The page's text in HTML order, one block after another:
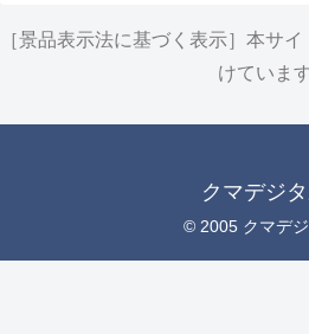
［景品表示法に基づく表示］本サ
けていま
クマデジ
© 2005 クマデジ